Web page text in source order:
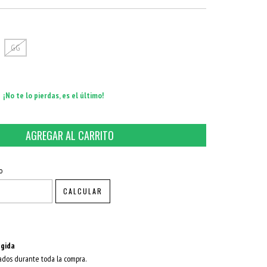
GG
¡No te lo pierdas, es el último!
CALCULAR
durante toda la compra.